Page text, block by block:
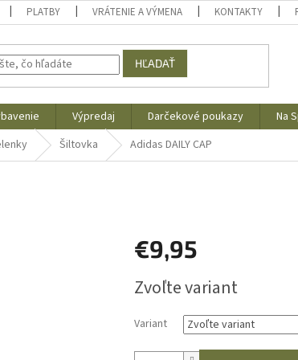
PLATBY VRÁTENIE A VÝMENA KONTAKTY
HĽADAŤ
Výpredaj Darčekové poukazy Na
Šiltovka Adidas DAILY CAP
€9,95
cena:
Zvoľte variant
Variant